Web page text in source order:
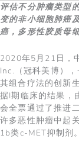
评估不分肿瘤类型
变的非小细胞肺癌
癌，多形性胶质母
2020年5月21日，
Inc.（冠科美博）
其组合疗法的创新
据I期临床的结果，
会全票通过了推进
许多恶性肿瘤中起
1b类c-MET抑制剂。